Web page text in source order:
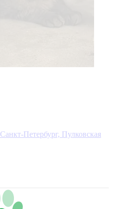
Санкт-Петербург, Пулковская